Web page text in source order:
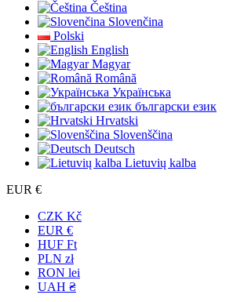
Čeština
Slovenčina
Polski
English
Magyar
Română
Українська
български език
Hrvatski
Slovenščina
Deutsch
Lietuvių kalba
EUR €
CZK Kč
EUR €
HUF Ft
PLN zł
RON lei
UAH ₴